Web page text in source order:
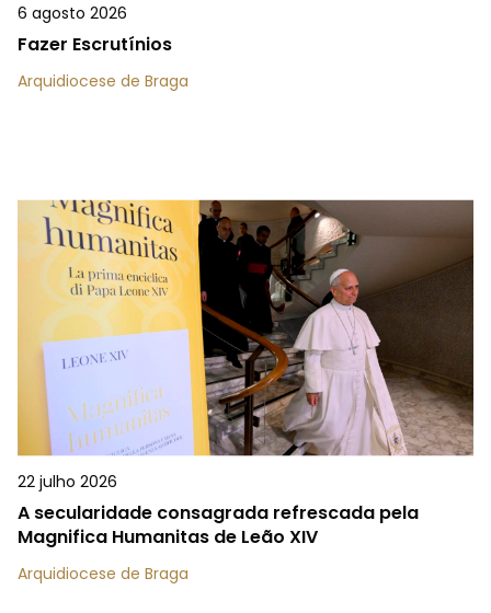
6 agosto 2026
Fazer Escrutínios
Arquidiocese de Braga
22 julho 2026
A secularidade consagrada refrescada pela
Magnifica Humanitas de Leão XIV
Arquidiocese de Braga